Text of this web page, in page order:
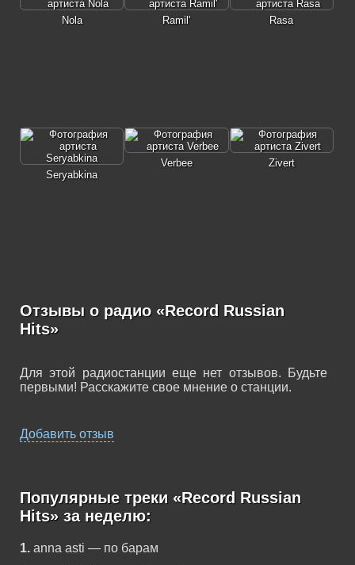
Nola Ramil' Rasa
Seryabkina
Verbee Zivert
Отзывы о радио «Record Russian
Hits»
Для этой радиостанции еще нет отзывов. Будьте
первыми! Расскажите свое мнение о станции.
Добавить отзыв
Популярные треки «Record Russian
Hits» за неделю:
1. anna asti — по барам